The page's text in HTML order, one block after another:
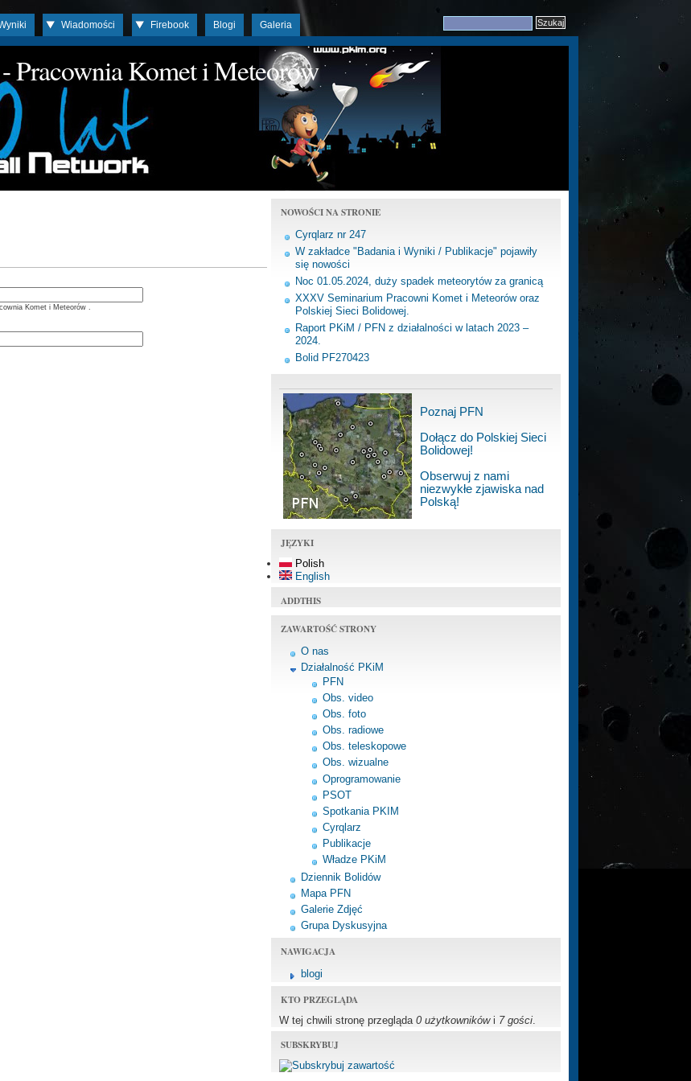
Wiadomości Firebook Blogi Galeria
Pracownia Komet i Meteorów
Komet i Meteorów .
NOWOŚCI NA STRONIE
Cyrqlarz nr 247
W zakładce "Badania i Wyniki / Publikacje" pojawiły
się nowości
Noc 01.05.2024, duży spadek meteorytów za granicą
XXXV Seminarium Pracowni Komet i Meteorów oraz
Polskiej Sieci Bolidowej.
Raport PKiM / PFN z działalności w latach 2023 –
2024.
Bolid PF270423
Poznaj PFN
Dołącz do Polskiej Sieci
Bolidowej!
Obserwuj z nami
niezwykłe zjawiska nad
Polską!
JĘZYKI
Polish
English
ADDTHIS
ZAWARTOŚĆ STRONY
O nas
Działalność PKiM
PFN
Obs. video
Obs. foto
Obs. radiowe
Obs. teleskopowe
Obs. wizualne
Oprogramowanie
PSOT
Spotkania PKIM
Cyrqlarz
Publikacje
Władze PKiM
Dziennik Bolidów
Mapa PFN
Galerie Zdjęć
Grupa Dyskusyjna
NAWIGACJA
blogi
KTO PRZEGLĄDA
W tej chwili stronę przegląda 0 użytkownikówi 7 gości
SUBSKRYBUJ